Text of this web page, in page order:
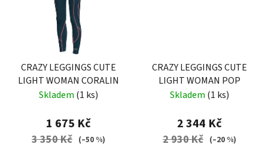
CRAZY LEGGINGS CUTE
LIGHT WOMAN CORALIN
Skladem (1 ks)
1 675 Kč
3 350 Kč (–50 %)
CRAZY LEGGINGS CUTE
LIGHT WOMAN POP
Skladem (1 ks)
2 344 Kč
2 930 Kč (–20 %)